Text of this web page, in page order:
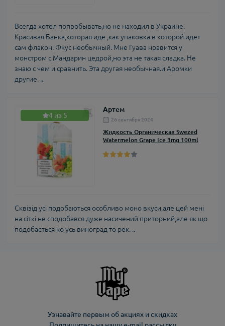
Всегда хотел попробывать,но не находил в Украине.
Красивая Банка,которая иде ,как упаковка в которой идет
сам флакон. Фкус необычный. Мне Гуава нравится у
монстром с Мандарин цедрой,но эта не такая сладка. Не
знаю с чем и сравнить. Эта другая необычная.и Аромки
другие. ..
4 из 5
Артем
26 сентября 2024
Жидкость Органическая Swezed
Watermelon Grape Ice 3mg 100ml
Сквізід усі подобаються особливо моно вкуси,але цей мені
на сіткі не сподобався дуже насичений приторний,але як що
подобається ко усь виноград то рек. ..
Узнавайте первым об акциях и скидках